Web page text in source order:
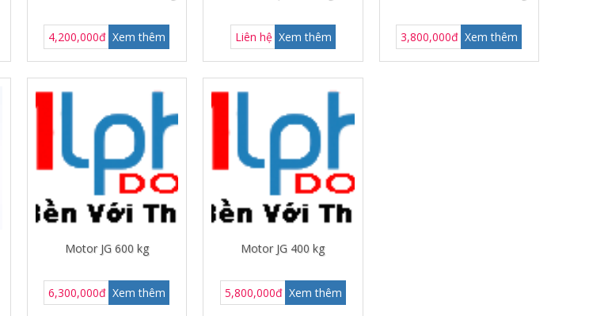
4,200,000đ Xem thêm Liên hệ Xem thêm 3,800,000đ Xem thêm
Motor JG 600 kg
6,300,000đ Xem thêm
Motor JG 400 kg
5,800,000đ Xem thêm